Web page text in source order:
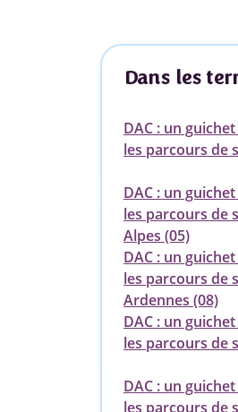
Dans les
DAC : un
les parcours de
DAC : un
les parcours de
Alpes (05)
DAC : un
les parcours de
Ardennes (08)
DAC : un
les parcours de
DAC : un
les parcours de